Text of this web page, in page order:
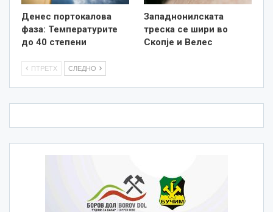
Денес портокалова
фаза: Температурите
до 40 степени
Западнонилската
треска се шири во
Скопје и Велес
ПТРЕТХ СЛЕДНО